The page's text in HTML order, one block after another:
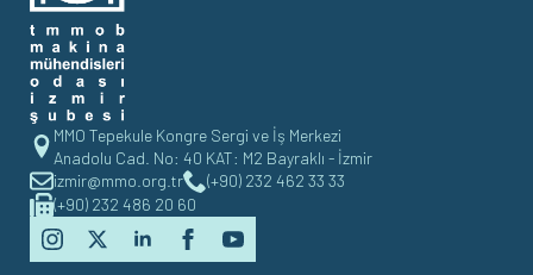
MMO Tepekule Kongre Sergi ve İş Merkezi
Anadolu Cad. No: 40 KAT: M2 Bayraklı - İzmir
izmir@mmo.org.tr
(+90) 232 462 33 33
(+90) 232 486 20 60